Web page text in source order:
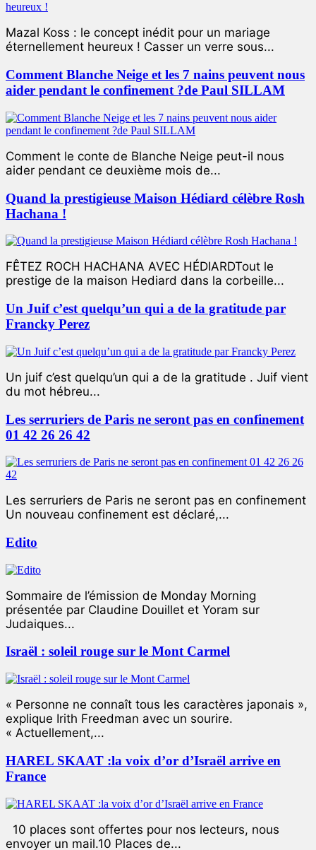
Mazal Koss : le concept inédit pour un mariage
éternellement heureux ! Casser un verre sous...
Comment Blanche Neige et les 7 nains peuvent nous
aider pendant le confinement ?de Paul SILLAM
Comment le conte de Blanche Neige peut-il nous
aider pendant ce deuxième mois de...
Quand la prestigieuse Maison Hédiard célèbre Rosh
Hachana !
FÊTEZ ROCH HACHANA AVEC HÉDIARDTout le
prestige de la maison Hediard dans la corbeille...
Un Juif c’est quelqu’un qui a de la gratitude par
Francky Perez
Un juif c’est quelqu’un qui a de la gratitude . Juif vient
du mot hébreu...
Les serruriers de Paris ne seront pas en confinement
01 42 26 26 42
Les serruriers de Paris ne seront pas en confinement
Un nouveau confinement est déclaré,...
Edito
Sommaire de l’émission de Monday Morning
présentée par Claudine Douillet et Yoram sur
Judaiques...
Israël : soleil rouge sur le Mont Carmel
« Personne ne connaît tous les caractères japonais »,
explique Irith Freedman avec un sourire.
« Actuellement,...
HAREL SKAAT :la voix d’or d’Israël arrive en
France
10 places sont offertes pour nos lecteurs, nous
envoyer un mail.10 Places de...